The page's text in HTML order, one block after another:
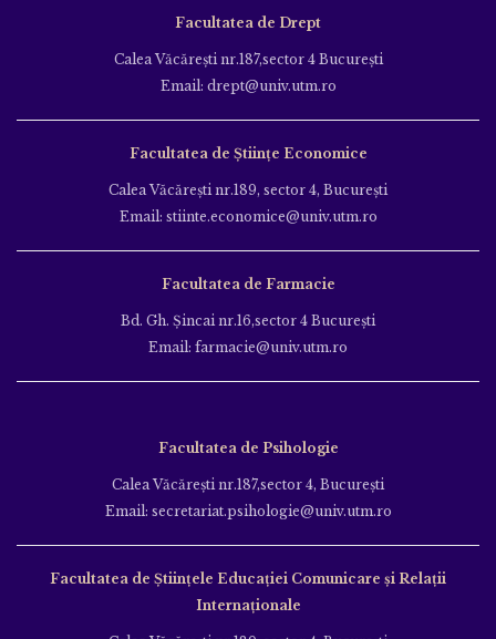
Facultatea de Drept
Calea Văcăreşti nr.187,sector 4 Bucureşti
Email: drept@univ.utm.ro
Facultatea de Științe Economice
Calea Văcăreşti nr.189, sector 4, Bucureşti
Email: stiinte.economice@univ.utm.ro
Facultatea de Farmacie
Bd. Gh. Şincai nr.16,sector 4 Bucureşti
Email: farmacie@univ.utm.ro
Facultatea de Psihologie
Calea Văcăreşti nr.187,sector 4, Bucureşti
Email: secretariat.psihologie@univ.utm.ro
Facultatea de Ştiinţele Educației Comunicare și Relații
Internaționale